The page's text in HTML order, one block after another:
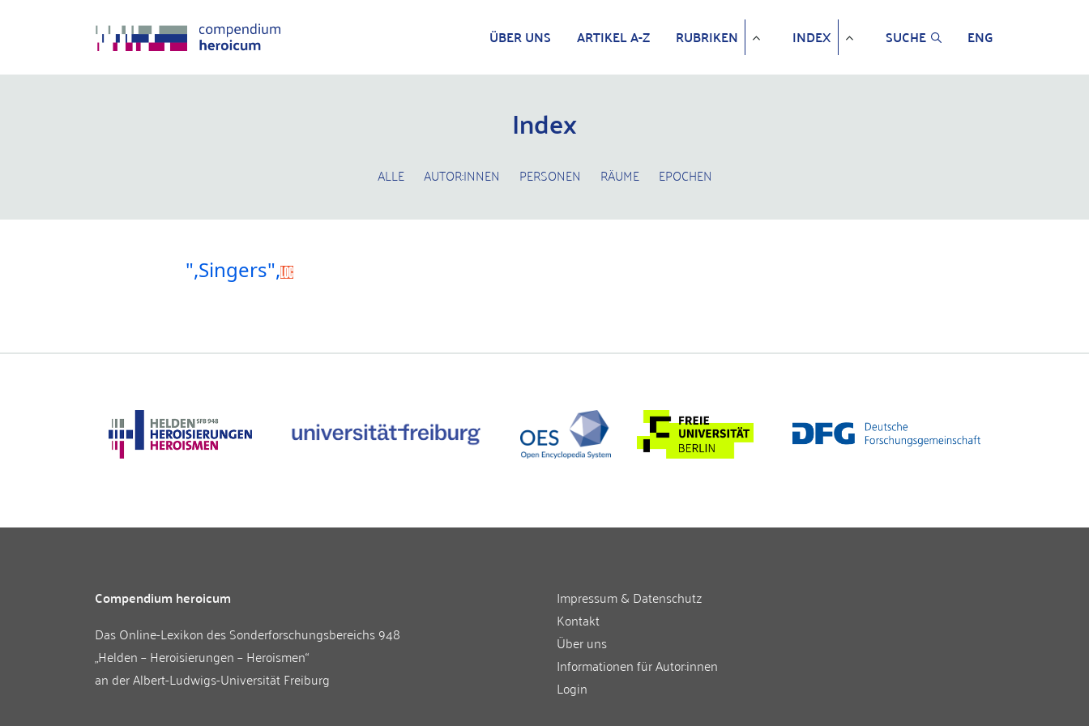
ÜBER UNS ARTIKEL A-Z RUBRIKEN INDEX SUCHE ENG
Index
ALLE AUTOR:INNEN PERSONEN RÄUME EPOCHEN
",Singers",
Compendium heroicum
Das Online-Lexikon desSonderforschungsbereichs 948
„Helden – Heroisierungen – Heroismen“
an derAlbert-Ludwigs-Universität Freiburg
Impressum & Datenschutz
Kontakt
Über uns
Informationen für Autor:innen
Login